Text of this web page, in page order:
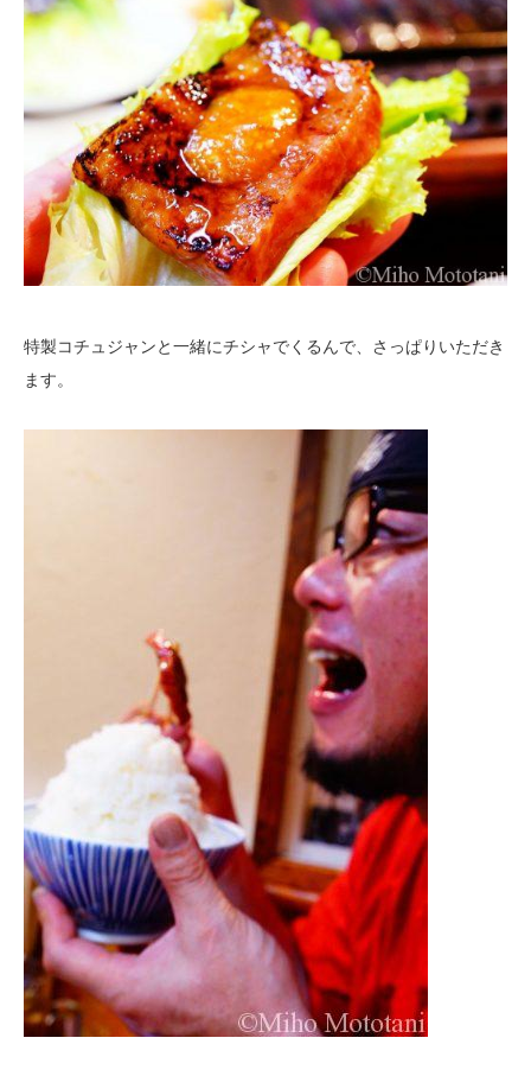
特製コチュジャンと一緒にチシャでくるんで、さっぱりいただき
ます。